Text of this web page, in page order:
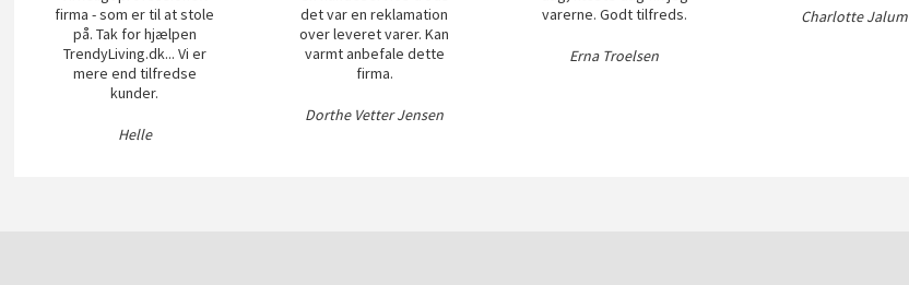
firma - som er til at stole
på. Tak for hjælpen
TrendyLiving.dk... Vi er
mere end tilfredse
kunder.
Helle
det var en reklamation
over leveret varer. Kan
varmt anbefale dette
firma.
Dorthe Vetter Jensen
varerne. Godt tilfreds.
Erna Troelsen
Charlotte Jalum